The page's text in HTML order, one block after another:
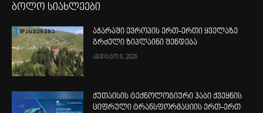
ბოლო სიახლეები
აჭარაში ევროპის ერთ-ერთი ყველაზე
გრძელი ზიპლაინი შენდება
აგვისტო 6, 2026
ქუთაისის ტექნოლოგიური ჰაბი ქვეყნის
ციფრული ტრანსფორმაციის ერთ-ერთ